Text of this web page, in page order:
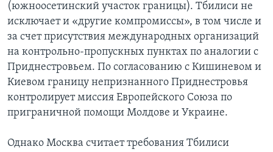
(южноосетинский участок границы). Тбилиси не
исключает и «другие компромиссы», в том числе и
за счет присутствия международных организаций
на контрольно-пропускных пунктах по аналогии с
Приднестровьем. По согласованию с Кишиневом и
Киевом границу непризнанного Приднестровья
контролирует миссия Европейского Союза по
приграничной помощи Молдове и Украине.
Однако Москва считает требования Тбилиси